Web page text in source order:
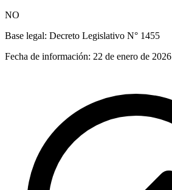
NO
Base legal: Decreto Legislativo N° 1455
Fecha de información: 22 de enero de 2026